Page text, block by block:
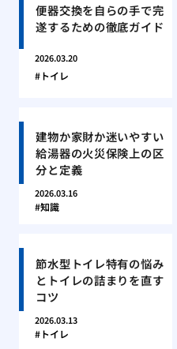
便器交換を自らの手で完
遂するための徹底ガイド
2026.03.20
トイレ
建物か家財か迷いやすい
給湯器の火災保険上の区
分と定義
2026.03.16
知識
節水型トイレ特有の悩み
とトイレの詰まりを直す
コツ
2026.03.13
トイレ